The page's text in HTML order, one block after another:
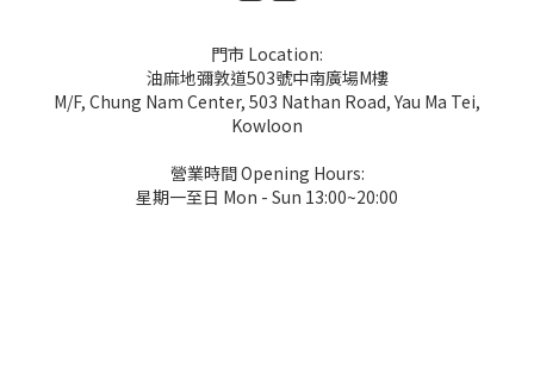
門市 Location:
油麻地彌敦道503號中南廣場M樓
M/F, Chung Nam Center, 503 Nathan Road, Yau Ma Tei,
Kowloon
營業時間 Opening Hours:
星期一至日 Mon - Sun 13:00~20:00